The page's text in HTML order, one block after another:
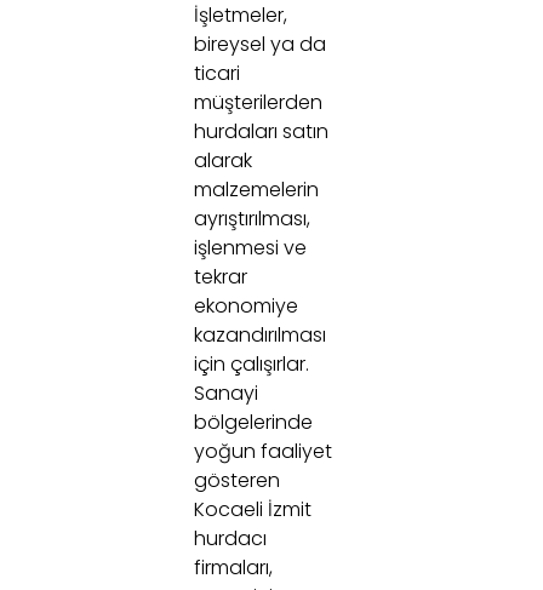
İşletmeler,
bireysel ya da
ticari
müşterilerden
hurdaları satın
alarak
malzemelerin
ayrıştırılması,
işlenmesi ve
tekrar
ekonomiye
kazandırılması
için çalışırlar.
Sanayi
bölgelerinde
yoğun faaliyet
gösteren
Kocaeli İzmit
hurdacı
firmaları,